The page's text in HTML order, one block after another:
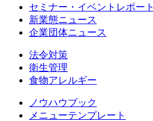
セミナー・イベントレポート
新業態ニュース
企業団体ニュース
法令対策
衛生管理
食物アレルギー
ノウハウブック
メニューテンプレート